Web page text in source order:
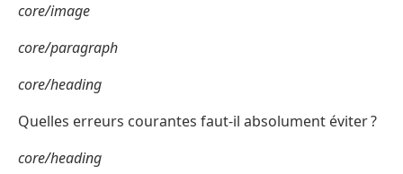
core/image
core/paragraph
core/heading
Quelles erreurs courantes faut-il absolument éviter ?
core/heading